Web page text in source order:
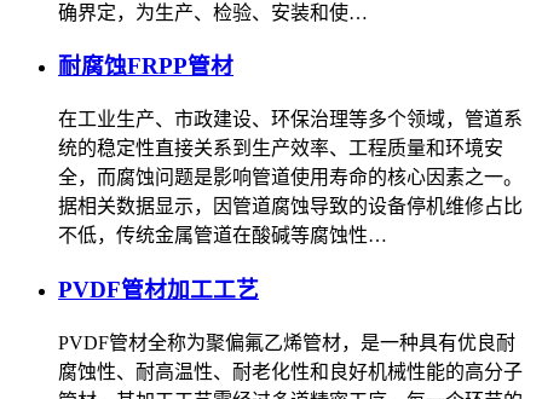
确界定，为生产、检验、安装和使…
耐腐蚀FRPP管材
在工业生产、市政建设、环保治理等多个领域，管道系
统的稳定性直接关系到生产效率、工程质量和环境安
全，而腐蚀问题是影响管道使用寿命的核心因素之一。
据相关数据显示，因管道腐蚀导致的设备停机维修占比
不低，传统金属管道在酸碱等腐蚀性…
PVDF管材加工工艺
PVDF管材全称为聚偏氟乙烯管材，是一种具有优良耐
腐蚀性、耐高温性、耐老化性和良好机械性能的高分子